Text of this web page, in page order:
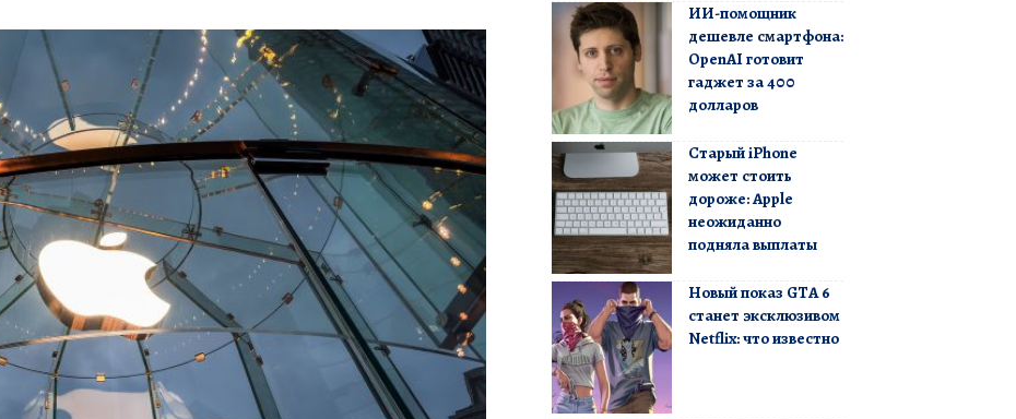
ИИ-помощник
дешевле смартфона:
OpenAI готовит
гаджет за 400
долларов
Старый iPhone
может стоить
дороже: Apple
неожиданно
подняла выплаты
Новый показ GTA 6
станет эксклюзивом
Netflix: что известно